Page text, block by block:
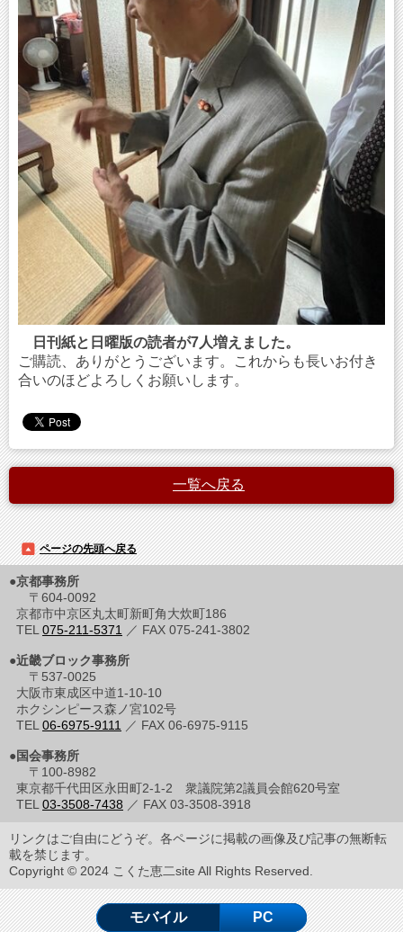
日刊紙と日曜版の読者が7人増えました。
ご購読、ありがとうございます。これからも長いお付き
合いのほどよろしくお願いします。
一覧へ戻る
ページの先頭へ戻る
●京都事務所
〒604-0092
京都市中京区丸太町新町角大炊町186
TEL 075-211-5371 ／ FAX 075-241-3802
●近畿ブロック事務所
〒537-0025
大阪市東成区中道1-10-10
ホクシンピース森ノ宮102号
TEL 06-6975-9111 ／ FAX 06-6975-9115
●国会事務所
〒100-8982
東京都千代田区永田町2-1-2 衆議院第2議員会館620号室
TEL 03-3508-7438 ／ FAX 03-3508-3918
リンクはご自由にどうぞ。各ページに掲載の画像及び記事の無断転
載を禁じます。
Copyright © 2024 こくた恵二site All Rights Reserved.
モバイル PC